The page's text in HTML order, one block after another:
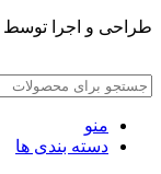
طراحی و اجرا توسط
منو
دسته بندی ها